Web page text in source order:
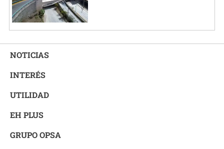
NOTICIAS
INTERÉS
UTILIDAD
EH PLUS
GRUPO OPSA